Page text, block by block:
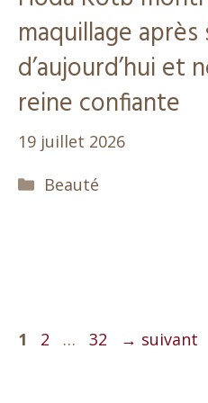
maquillage
d’aujourd’hui et
reine confiante
19 juillet 2026
Catégories
Beauté
Page
1 Page
2 … Page
32 → suivant